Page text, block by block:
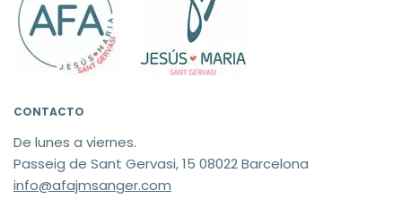
CONTACTO
De lunes a viernes.
Passeig de Sant Gervasi, 15 08022 Barcelona
info@afajmsanger.com